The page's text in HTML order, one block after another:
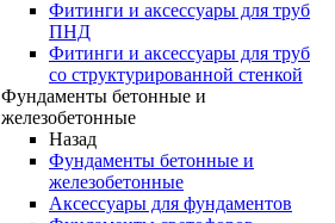
Фитинги и аксессуары для труб
ПНД
Фитинги и аксессуары для труб
со структурированной стенкой
Фундаменты бетонные и
железобетонные
Назад
Фундаменты бетонные и
железобетонные
Аксессуары для фундаментов